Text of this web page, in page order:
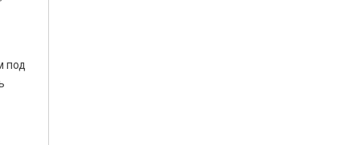
под